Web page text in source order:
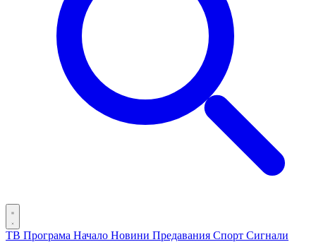
ТВ Програма Начало Новини Предавания Спорт Сигнали